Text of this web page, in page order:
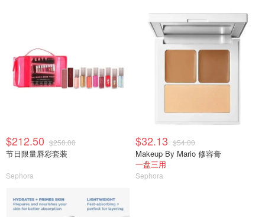
$212.50 $250.00
节日限量唇彩套装
Sephora
$32.13 $54.00
Makeup By Mario 修容膏
一盘三用
Sephora